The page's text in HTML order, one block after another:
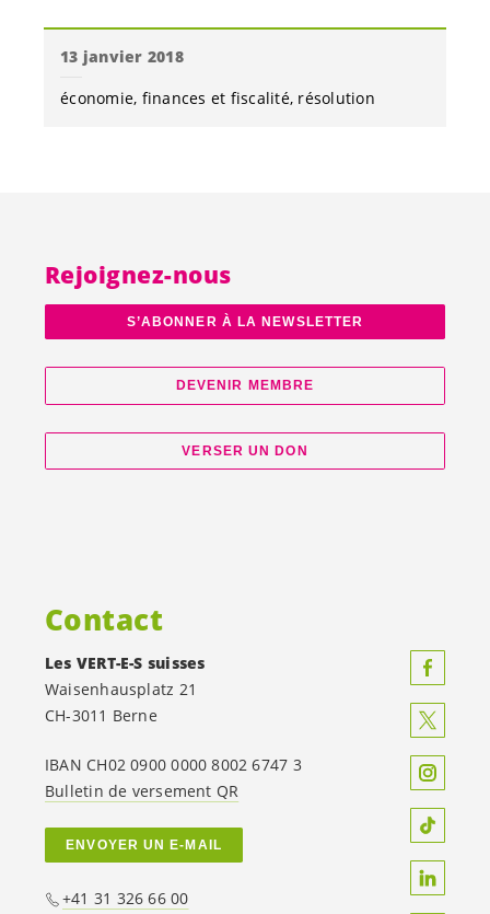
13 janvier 2018
économie finances et fiscalité résolution
Rejoignez-nous
S’ABONNER À LA NEWSLETTER
DEVENIR MEMBRE
VERSER UN DON
Contact
Les VERT-E-S suisses
Waisenhausplatz 21
CH-3011 Berne
IBAN CH02 0900 0000 8002 6747 3
Bulletin de versement QR
ENVOYER UN E-MAIL
+41 31 326 66 00